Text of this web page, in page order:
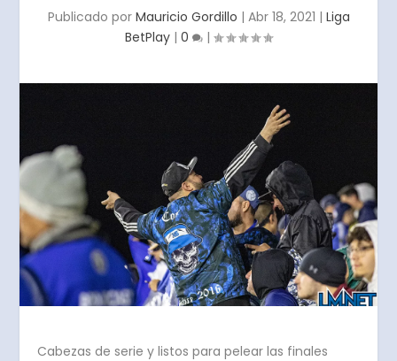
Publicado por Mauricio Gordillo | Abr 18, 2021 | Liga
BetPlay | 0 |
Cabezas de serie y listos para pelear las finales